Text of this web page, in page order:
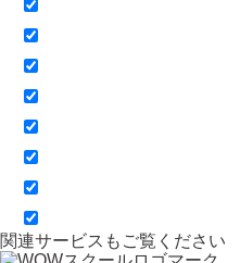
関連サービスもご覧ください